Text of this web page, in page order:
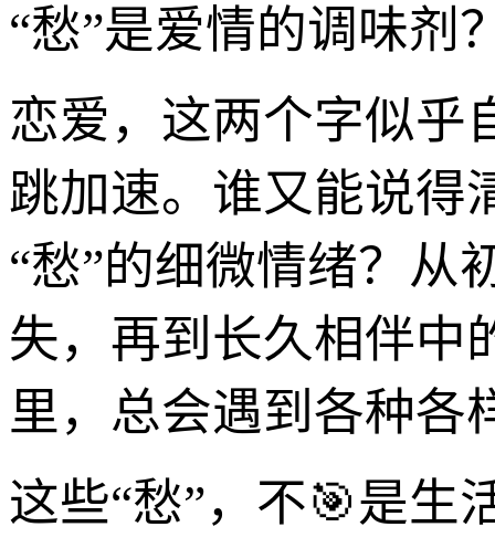
“愁”是爱情的调味剂
恋爱，这两个字似乎
跳加速。谁又能说得
“愁”的细微情绪？从
失，再到长久相伴中
里，总会遇到各种各
这些“愁”，不🎯是生